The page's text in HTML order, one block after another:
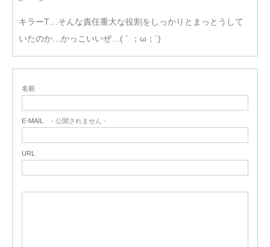
キラーT…そんな責任重大な役割をしっかりとまっとうして
いたのか…かっこいいぜ…(｀；ω；´)
名前
E-MAIL - 公開されません -
URL